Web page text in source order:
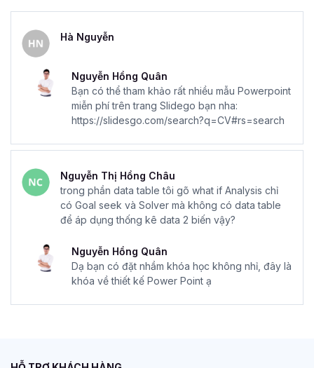
Hà Nguyễn
Nguyễn Hồng Quân
Bạn có thể tham khảo rất nhiều mẫu Powerpoint
miễn phí trên trang Slidego bạn nha:
https://slidesgo.com/search?q=CV#rs=search
Nguyễn Thị Hồng Châu
trong phần data table tôi gõ what if Analysis chỉ
có Goal seek và Solver mà không có data table
để áp dụng thống kê data 2 biến vậy?
Nguyễn Hồng Quân
Dạ bạn có đặt nhầm khóa học không nhỉ, đây là
khóa về thiết kế Power Point ạ